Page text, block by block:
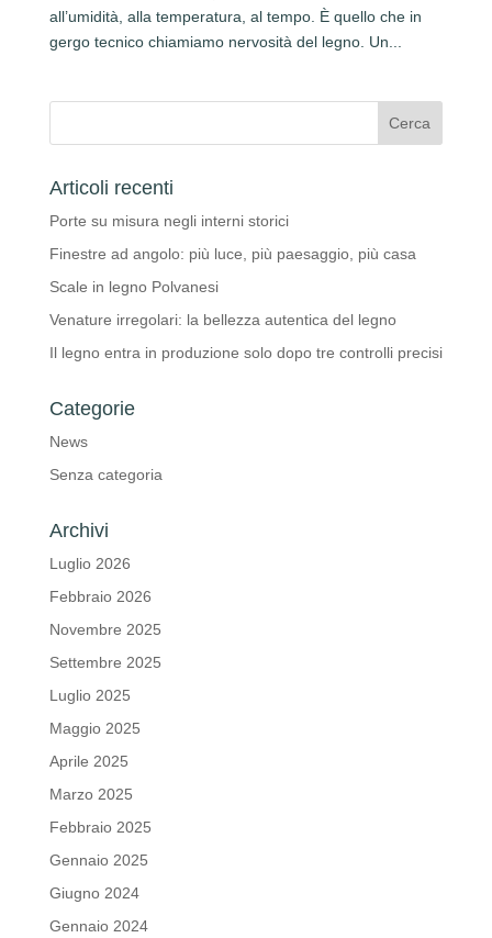
all’umidità, alla temperatura, al tempo. È quello che in
gergo tecnico chiamiamo nervosità del legno. Un...
Articoli recenti
Porte su misura negli interni storici
Finestre ad angolo: più luce, più paesaggio, più casa
Scale in legno Polvanesi
Venature irregolari: la bellezza autentica del legno
Il legno entra in produzione solo dopo tre controlli precisi
Categorie
News
Senza categoria
Archivi
Luglio 2026
Febbraio 2026
Novembre 2025
Settembre 2025
Luglio 2025
Maggio 2025
Aprile 2025
Marzo 2025
Febbraio 2025
Gennaio 2025
Giugno 2024
Gennaio 2024